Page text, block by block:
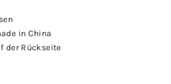
in China
der Rückseite